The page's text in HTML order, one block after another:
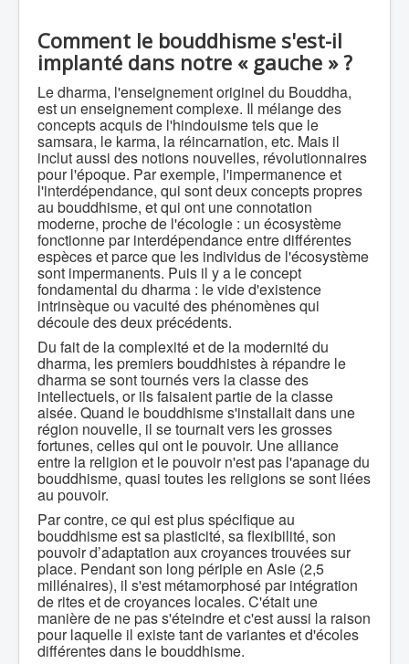
Comment le bouddhisme s'est-il
implanté dans notre « gauche » ?
Le dharma, l'enseignement originel du Bouddha,
est un enseignement complexe. Il mélange des
concepts acquis de l'hindouisme tels que le
samsara, le karma, la réincarnation, etc. Mais il
inclut aussi des notions nouvelles, révolutionnaires
pour l'époque. Par exemple, l'impermanence et
l'interdépendance, qui sont deux concepts propres
au bouddhisme, et qui ont une connotation
moderne, proche de l'écologie : un écosystème
fonctionne par interdépendance entre différentes
espèces et parce que les individus de l'écosystème
sont impermanents. Puis il y a le concept
fondamental du dharma : le vide d'existence
intrinsèque ou vacuité des phénomènes qui
découle des deux précédents.
Du fait de la complexité et de la modernité du
dharma, les premiers bouddhistes à répandre le
dharma se sont tournés vers la classe des
intellectuels, or ils faisaient partie de la classe
aisée. Quand le bouddhisme s'installait dans une
région nouvelle, il se tournait vers les grosses
fortunes, celles qui ont le pouvoir. Une alliance
entre la religion et le pouvoir n'est pas l'apanage du
bouddhisme, quasi toutes les religions se sont liées
au pouvoir.
Par contre, ce qui est plus spécifique au
bouddhisme est sa plasticité, sa flexibilité, son
pouvoir d’adaptation aux croyances trouvées sur
place. Pendant son long périple en Asie (2,5
millénaires), il s'est métamorphosé par intégration
de rites et de croyances locales. C'était une
manière de ne pas s'éteindre et c'est aussi la raison
pour laquelle il existe tant de variantes et d'écoles
différentes dans le bouddhisme.